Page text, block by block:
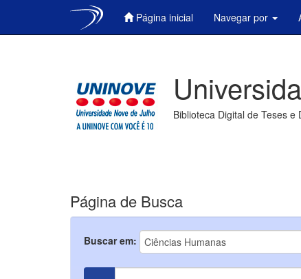
Página inicial Navegar por
Biblioteca Digital de Teses e
Página de Busca
Buscar em: